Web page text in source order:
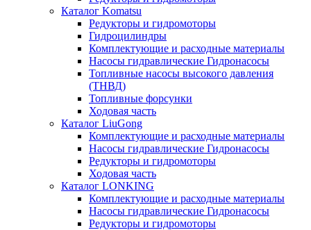
Каталог Komatsu
Редукторы и гидромоторы
Гидроцилиндры
Комплектующие и расходные материалы
Насосы гидравлические Гидронасосы
Топливные насосы высокого давления
(ТНВД)
Топливные форсунки
Ходовая часть
Каталог LiuGong
Комплектующие и расходные материалы
Насосы гидравлические Гидронасосы
Редукторы и гидромоторы
Ходовая часть
Каталог LONKING
Комплектующие и расходные материалы
Насосы гидравлические Гидронасосы
Редукторы и гидромоторы